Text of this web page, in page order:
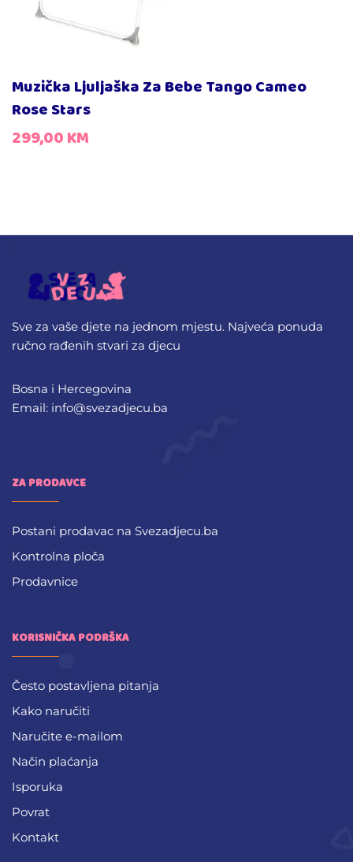
Muzička Ljuljaška Za Bebe Tango Cameo
Rose Stars
299,00KM
Sve za vaše djete na jednom mjestu. Najveća ponuda
ručno rađenih stvari za djecu
Bosna i Hercegovina
Email: info@svezadjecu.ba
ZA PRODAVCE
Postani prodavac na Svezadjecu.ba
Kontrolna ploča
Prodavnice
KORISNIČKA PODRŠKA
Često postavljena pitanja
Kako naručiti
Naručite e-mailom
Način plaćanja
Isporuka
Povrat
Kontakt